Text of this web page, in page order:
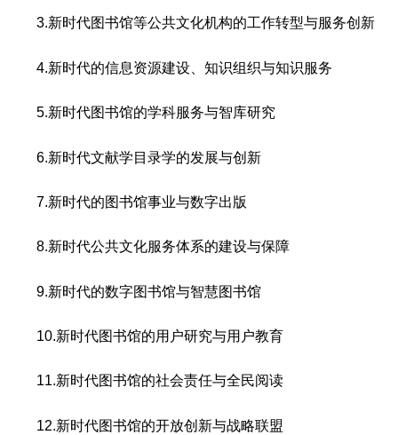
3.新时代图书馆等公共文化机构的工作转型与服务创新
4.新时代的信息资源建设、知识组织与知识服务
5.新时代图书馆的学科服务与智库研究
6.新时代文献学目录学的发展与创新
7.新时代的图书馆事业与数字出版
8.新时代公共文化服务体系的建设与保障
9.新时代的数字图书馆与智慧图书馆
10.新时代图书馆的用户研究与用户教育
11.新时代图书馆的社会责任与全民阅读
12.新时代图书馆的开放创新与战略联盟